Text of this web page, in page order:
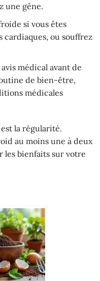
une gêne.
si vous êtes
cardiaques, ou souffrez
médical avant de
de bien-être,
médicales
la régularité.
au moins une à deux
les bienfaits sur votre